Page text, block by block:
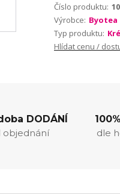
Číslo produktu:
Výrobce: Byotea
Typ produktu:
Hlídat cenu /
DODÁNÍ
objednání
dle